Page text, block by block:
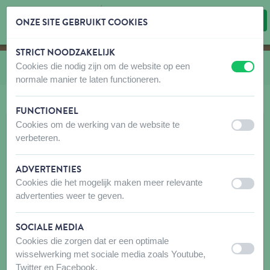
Inhoud overslaan
Taalkeuze overslaan
U bevindt zich hier:
vanHB en LB Nylon Classic
ONZE SITE GEBRUIKT COOKIES
STRICT NOODZAKELIJK
Cookies die nodig zijn om de website op een
normale manier te laten functioneren.
uit aan
FUNCTIONEEL
Cookies om de werking van de website te
verbeteren.
uit aan
ADVERTENTIES
Cookies die het mogelijk maken meer relevante
advertenties weer te geven.
uit aan
SOCIALE MEDIA
Cookies die zorgen dat er een optimale
wisselwerking met sociale media zoals Youtube,
Twitter en Facebook.
uit aan